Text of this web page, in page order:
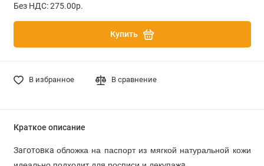
Без НДС: 275.00р.
Купить
В избранное В сравнение
Краткое описание
Заготовка обложка на паспорт из мягкой натуральной кожи